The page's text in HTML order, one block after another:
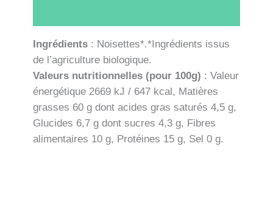
Ingrédients : Noisettes*.*Ingrédients issus
de l’agriculture biologique.
Valeurs nutritionnelles (pour 100g) : Valeur
énergétique 2669 kJ / 647 kcal, Matières
grasses 60 g dont acides gras saturés 4,5 g,
Glucides 6,7 g dont sucres 4,3 g, Fibres
alimentaires 10 g, Protéines 15 g, Sel 0 g.